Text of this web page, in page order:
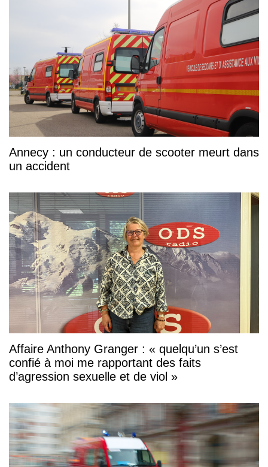
Annecy : un conducteur de scooter meurt dans
un accident
Affaire Anthony Granger : « quelqu’un s’est
confié à moi me rapportant des faits
d’agression sexuelle et de viol »